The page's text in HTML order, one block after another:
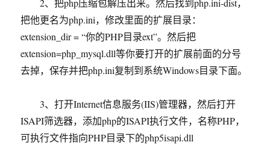
2、把php压缩包解压出来。然后找到php.ini-dist，
把他更名为php.ini，修改里面的扩展目录：
extension_dir = “你的PHP目录ext”。然后把
extension=php_mysql.dll等你要打开的扩展前面的分号
去掉，保存并把php.ini复制到系统Windows目录下面。
3、打开Internet信息服务(IIS)管理器，然后打开
ISAPI筛选器，添加php的ISAPI执行文件，名称PHP，
可执行文件指向PHP目录下的php5isapi.dll